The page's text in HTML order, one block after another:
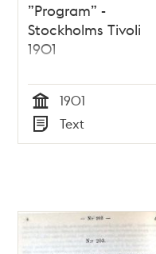
”Program” -
Stockholms Tivoli
1901
Tid
1901
Typ
Text